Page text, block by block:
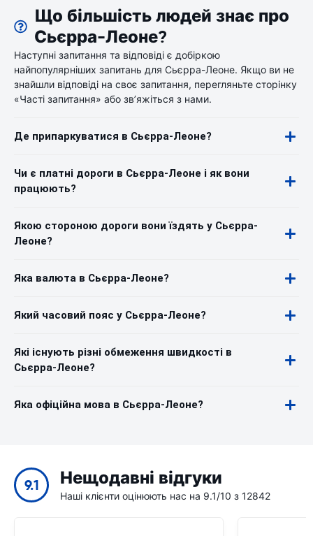
Що більшість людей знає про
Сьєрра-Леоне?
Наступні запитання та відповіді є добіркою
найпопулярніших запитань для Сьєрра-Леоне. Якщо ви не
знайшли відповіді на своє запитання, перегляньте сторінку
«Часті запитання» або зв’яжіться з нами.
Де припаркуватися в Сьєрра-Леоне?
Чи є платні дороги в Сьєрра-Леоне і як вони
працюють?
Якою стороною дороги вони їздять у Сьєрра-
Леоне?
Яка валюта в Сьєрра-Леоне?
Який часовий пояс у Сьєрра-Леоне?
Які існують різні обмеження швидкості в
Сьєрра-Леоне?
Яка офіційна мова в Сьєрра-Леоне?
9.1 Нещодавні відгуки
Наші клієнти оцінюють нас на 9.1/10 з 12842